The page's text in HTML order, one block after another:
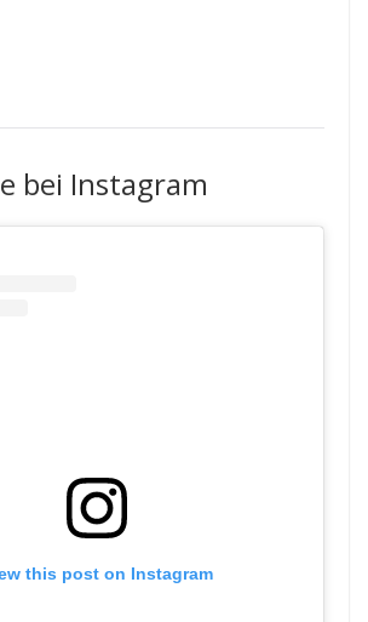
bei Instagram
this post on Instagram